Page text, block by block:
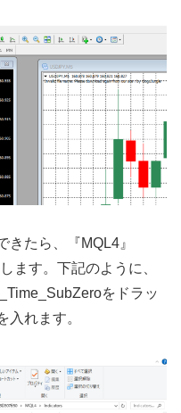
きたら、『MQL4 』
ます。下記のように、
をドラッ
入れます。